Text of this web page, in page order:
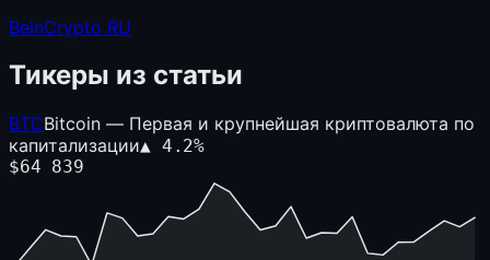
BeInCrypto RU
Тикеры из статьи
BTCBitcoin — Первая и крупнейшая криптовалюта по
капитализации▲ 4.2%
$64 839